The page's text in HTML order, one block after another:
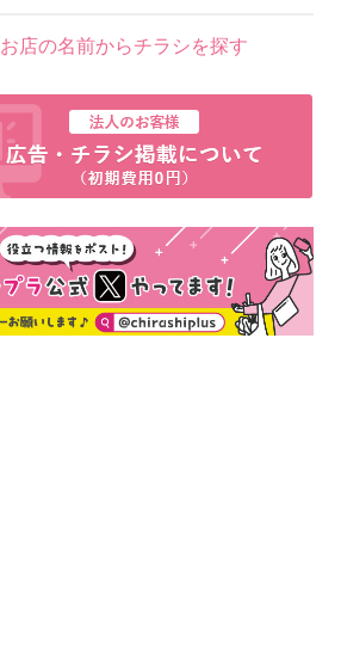
8月1日販売開始
お店の名前からチラシを探す